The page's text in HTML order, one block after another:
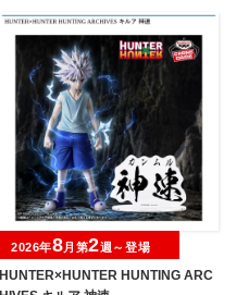
HUNTER×HUNTER HUNTING ARC
2026年8月第2週～登場